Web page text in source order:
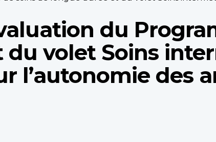
du
volet Soins
l’autonomie des